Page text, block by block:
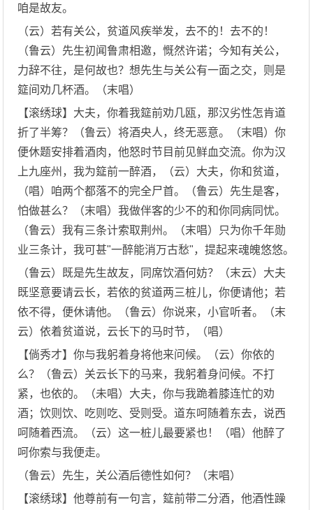
咱是故友。
（云）若有关公，贫道风疾举发，去不的！去不的！
（鲁云）先生初闻鲁肃相邀，慨然许诺；今知有关公，
力辞不往，是何故也？想先生与关公有一面之交，则是
筵间劝几杯酒。（末唱）
【滚绣球】大夫，你着我筵前劝几瓯，那汉劣性怎肯道
折了半筹？（鲁云）将酒央人，终无恶意。（末唱）你
便休题安排着酒肉，他怒时节目前见鲜血交流。你为汉
上九座州，我为筵前一醉酒，（云）大夫，你和贫道，
（唱）咱两个都落不的完全尸首。（鲁云）先生是客，
怕做甚么？（末唱）我做伴客的少不的和你同病同忧。
（鲁云）我有三条计索取荆州。（末唱）只为你千年勋
业三条计，我可甚"一醉能消万古愁"，提起来魂魄悠悠。
（鲁云）既是先生故友，同席饮酒何妨？（末云）大夫
既坚意要请云长，若依的贫道两三桩儿，你便请他；若
依不得，便休请他。（鲁云）你说来，小官听者。（末
云）依着贫道说，云长下的马时节，（唱）
【倘秀才】你与我躬着身将他来问候。（云）你依的
么？（鲁云）关云长下的马来，我躬着身问候。不打
紧，也依的。（未唱）大夫，你与我跪着膝连忙的劝
酒；饮则饮、吃则吃、受则受。道东呵随着东去，说西
呵随着西流。（云）这一桩儿最要紧也！（唱）他醉了
呵你索与我便走。
（鲁云）先生，关公酒后德性如何？（末唱）
【滚绣球】他尊前有一句言，筵前带二分酒，他酒性躁